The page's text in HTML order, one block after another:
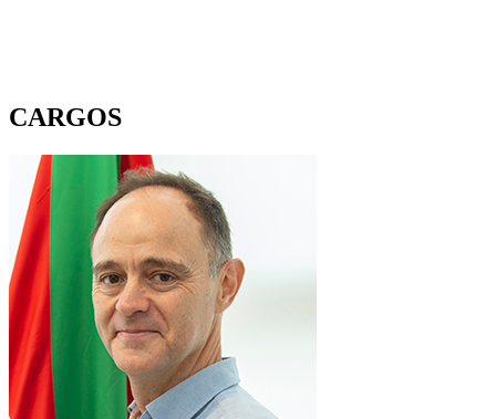
CARGOS